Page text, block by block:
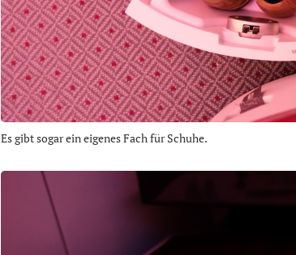
Es gibt sogar ein eigenes Fach für Schuhe.